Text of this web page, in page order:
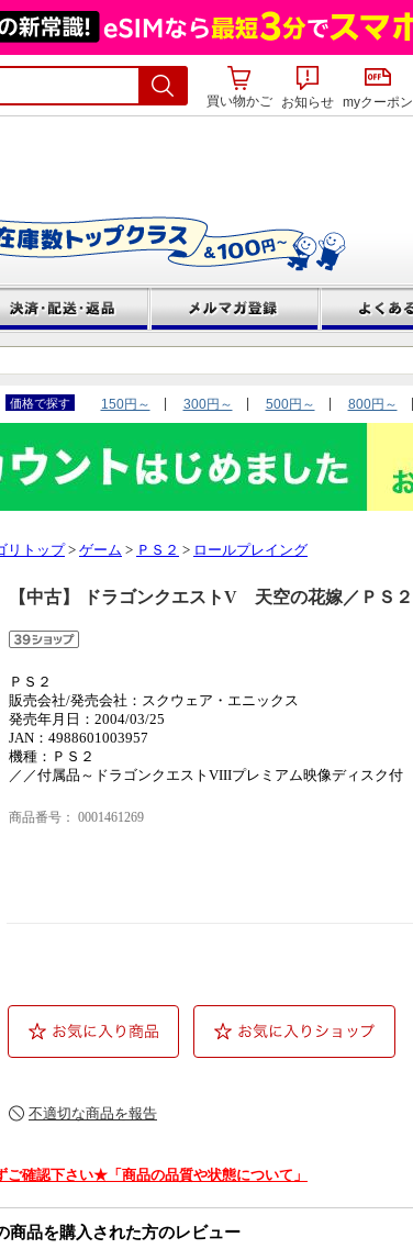
買い物かご お知らせ myクーポン
リトップ > ゲーム > ＰＳ２ > ロールプレイング
【中古】 ドラゴンクエストV 天空の花嫁／ＰＳ２
ＰＳ２
販売会社/発売会社：スクウェア・エニックス
発売年月日：2004/03/25
JAN：4988601003957
機種：ＰＳ２
／／付属品～ドラゴンクエストVIIIプレミアム映像ディスク付
商品番号： 0001461269
不適切な商品を報告
確認下さい★「商品の品質や状態について」
商品を購入された方のレビュー